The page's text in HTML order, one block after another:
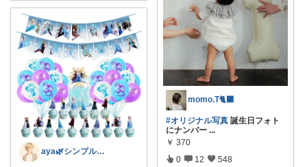
aya🌿シンプル好きアラサー
​momo.T🐈‍⬛
#オリジナル写真 誕生日フォト
にナンバー ...
￥ 370
0 12 548